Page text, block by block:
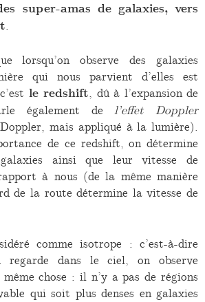
super-amas de galaxies, vers
lorsqu’on observe des galaxies
qui nous parvient d’elles est
le redshift, dû à l’expansion de
également del’effet Doppler
mais appliqué à la lumière).
de ce redshift, on détermine
ainsi que leur vitesse de
à nous (de la même manière
de la route détermine la vitesse de
comme isotrope : c’est-à-dire
regarde dans le ciel, on observe
chose : il n’y a pas de régions
qui soit plus denses en galaxies